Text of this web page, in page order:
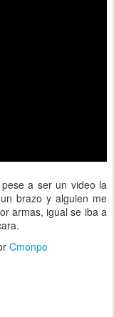
a ser un video la
brazo y alguien me
armas, igual se iba a
Cmonpo